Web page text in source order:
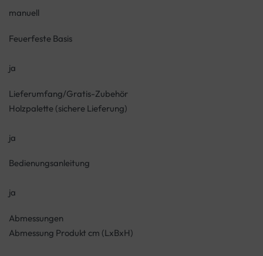
manuell
Feuerfeste Basis
ja
Lieferumfang/Gratis-Zubehör
Holzpalette (sichere Lieferung)
ja
Bedienungsanleitung
ja
Abmessungen
Abmessung Produkt cm (LxBxH)